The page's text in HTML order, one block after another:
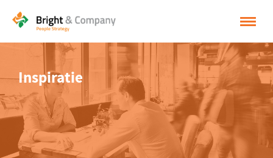
OPLOSSINGEN
CASES
INSPIRATIE
Inspiratie